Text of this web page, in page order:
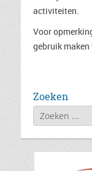
activiteiten.
Voor
gebruik maken
Zoeken
Zoeken
naar: